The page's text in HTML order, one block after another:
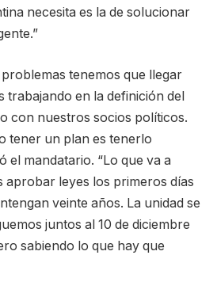
necesita es la de solucionar
tenemos que llegar
trabajando en la definición del
con nuestros socios políticos.
tener un plan es tenerlo
el mandatario. “Lo que va a
aprobar leyes los primeros días
veinte años. La unidad se
juntos al 10 de diciembre
sabiendo lo que hay que